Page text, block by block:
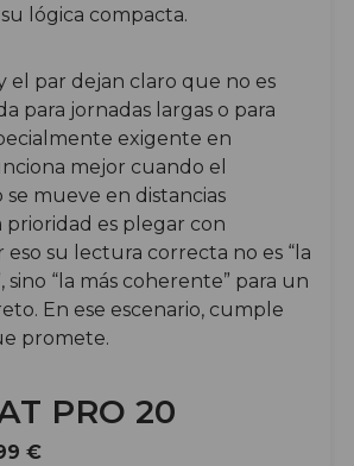
lógica compacta.
el par dejan claro que no es
para jornadas largas o para
exigente en
mejor cuando el
se mueve en distancias
prioridad es plegar con
su lectura correcta no es “la
sino “la más coherente” para un
En ese escenario, cumple
promete.
PRO 20
€